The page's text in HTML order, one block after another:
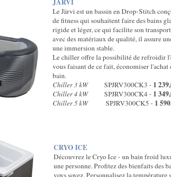
JARVI
Le Järvi est un bassin en Drop-Stitch
de fitness qui souhaitent faire des bains
rigide et léger, ce qui facilite son
avec des matériaux de qualité, il assure
une immersion stable.
Le chiller offre la possibilité de refroidir
vous faisant de ce fait, économiser
bain.
Chiller 3 kWSPJRV300CK3 - 1
Chiller 4 kWSPJRV300CK4 - 1
Chiller 5 kWSPJRV300CK5 - 1
CRYO ICE
Découvrez le Cryo Ice - un bain froid
une personne. Profitez des bienfaits des
voys soyez. Personnalisez la température